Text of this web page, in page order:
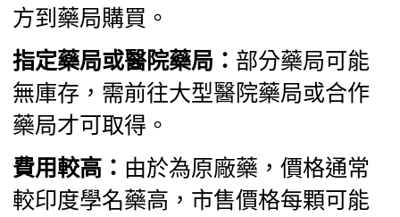
方到藥局購買。
指定藥局或醫院藥局： 部分藥局可能
無庫存，需前往大型醫院藥局或合作
藥局才可取得。
費用較高： 由於為原廠藥，價格通常
較印度學名藥高，市售價格每顆可能